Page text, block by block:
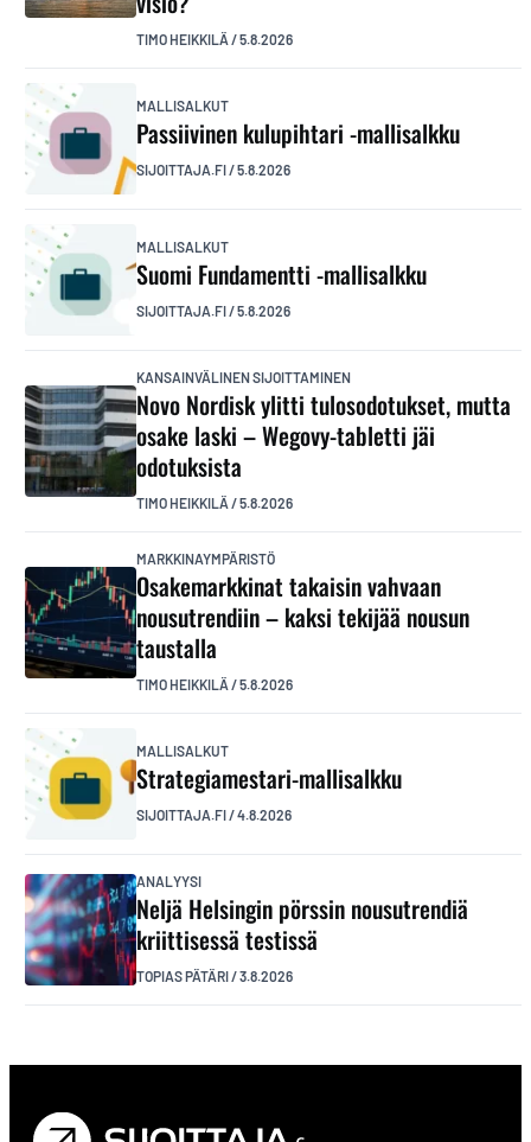
TIMO HEIKKILÄ /5.8.2026
MALLISALKUT
Passiivinen kulupihtari -mallisalkku
SIJOITTAJA.FI/5.8.2026
MALLISALKUT
Suomi Fundamentti -mallisalkku
SIJOITTAJA.FI/5.8.2026
KANSAINVÄLINEN SIJOITTAMINEN
Novo Nordisk ylitti tulosodotukset, mutta
osake laski – Wegovy-tabletti jäi
odotuksista
TIMO HEIKKILÄ /5.8.2026
MARKKINAYMPÄRISTÖ
Osakemarkkinat takaisin vahvaan
nousutrendiin – kaksi tekijää nousun
taustalla
TIMO HEIKKILÄ /5.8.2026
MALLISALKUT
Strategiamestari-mallisalkku
SIJOITTAJA.FI/4.8.2026
ANALYYSI
Neljä Helsingin pörssin nousutrendiä
kriittisessä testissä
TOPIAS PÄTÄRI/3.8.2026